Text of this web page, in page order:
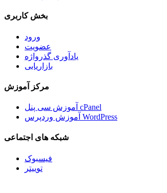
بخش کاربری
ورود
عضویت
یادآوری گذرواژه
بازاریابی
مرکز آموزش
آموزش سی پنل cPanel
آموزش وردپرس WordPress
شبکه های اجتماعی
فیسبوک
توییتر